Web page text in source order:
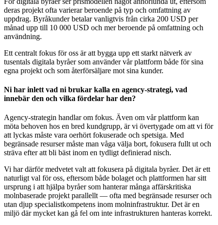
deras projekt ofta varierar beroende på typ och omfattning av
uppdrag. Byråkunder betalar vanligtvis från cirka 200 USD per
månad upp till 10 000 USD och mer beroende på omfattning och
användning.
Ett centralt fokus för oss är att bygga upp ett starkt nätverk av
tusentals digitala byråer som använder vår plattform både för sina
egna projekt och som återförsäljare mot sina kunder.
Ni har inlett vad ni brukar kalla en agency-strategi, vad
innebär den och vilka fördelar har den?
Agency-strategin handlar om fokus. Även om vår plattform kan
möta behoven hos en bred kundgrupp, är vi övertygade om att vi för
att lyckas måste vara oerhört fokuserade och spetsiga. Med
begränsade resurser måste man våga välja bort, fokusera fullt ut och
sträva efter att bli bäst inom en tydligt definierad nisch.
Vi har därför medvetet valt att fokusera på digitala byråer. Det är ett
naturligt val för oss, eftersom både bolaget och plattformen har sitt
ursprung i att hjälpa byråer som hanterar många affärskritiska
molnbaserade projekt parallellt — ofta med begränsade resurser och
utan djup specialistkompetens inom molninfrastruktur. Det är en
miljö där mycket kan gå fel om inte infrastrukturen hanteras korrekt.